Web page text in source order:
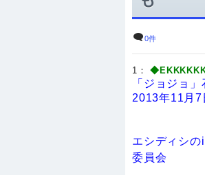
0件
1：
「ジョジョ
2013年11月
エシディシ
委員会